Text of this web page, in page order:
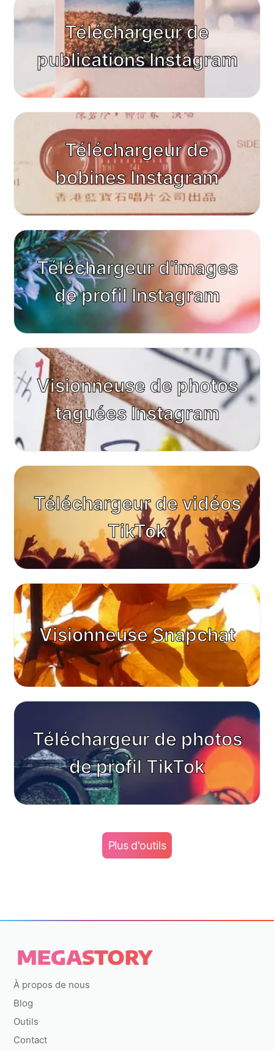
Téléchargeur de
publications Instagram
Téléchargeur de
bobines Instagram
Téléchargeur d'images
de profil Instagram
Visionneuse de photos
taguées Instagram
Téléchargeur de vidéos
TikTok
Visionneuse Snapchat
Téléchargeur de photos
de profil TikTok
Plus d'outils
À propos de nous
Blog
Outils
Contact